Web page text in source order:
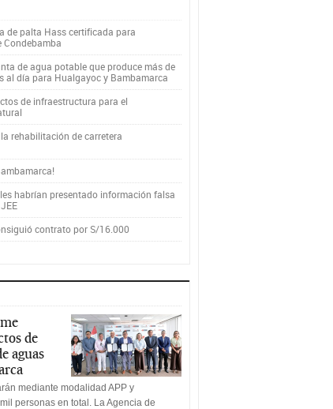
de palta Hass certificada para
Condebamba
de agua potable que produce más de
al día para Hualgayoc y Bambamarca
de infraestructura para el
rehabilitación de carretera
habrían presentado información falsa
contrato por S/16.000
de
aguas
mediante modalidad APP y
personas en total. La Agencia de